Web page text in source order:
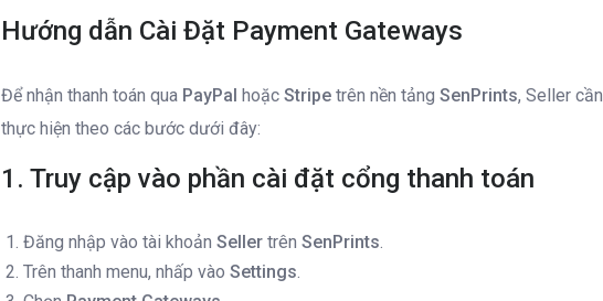
Hướng dẫn Cài Đặt Payment Gateways
Để nhận thanh toán qua PayPal hoặcStripe trên nền tảngSenPrints, Seller cần
thực hiện theo các bước dưới đây:
1. Truy cập vào phần cài đặt cổng thanh toán
Đăng nhập vào tài khoảnSeller trênSenPrints.
Trên thanh menu, nhấp vàoSettings.